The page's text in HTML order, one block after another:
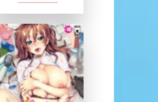
Ajouter
à la
wishlist